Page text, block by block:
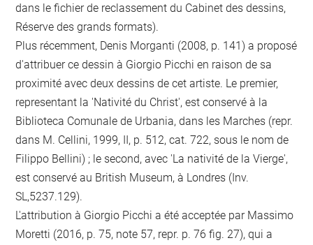
dans le fichier de reclassement du Cabinet des dessins,
Réserve des grands formats).
Plus récemment, Denis Morganti (2008, p. 141) a proposé
d'attribuer ce dessin à Giorgio Picchi en raison de sa
proximité avec deux dessins de cet artiste. Le premier,
representant la 'Nativité du Christ', est conservé à la
Biblioteca Comunale de Urbania, dans les Marches (repr.
dans M. Cellini, 1999, II, p. 512, cat. 722, sous le nom de
Filippo Bellini) ; le second, avec 'La nativité de la Vierge',
est conservé au British Museum, à Londres (Inv.
SL,5237.129).
L'attribution à Giorgio Picchi a été acceptée par Massimo
Moretti (2016, p. 75, note 57, repr. p. 76 fig. 27), qui a